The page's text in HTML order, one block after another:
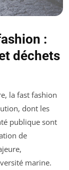
:
déchets
la fast fashion
dont les
publique sont
de
marine.